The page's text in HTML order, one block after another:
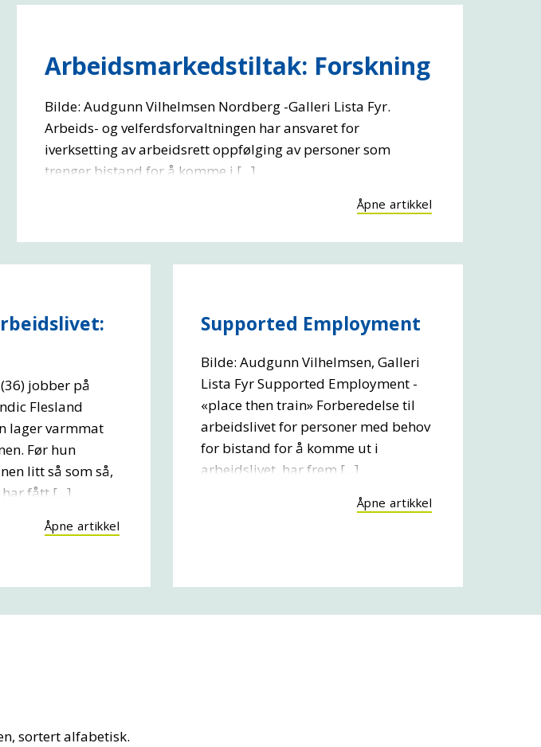
Arbeidsmarkedstiltak: Forskning
Bilde: Audgunn Vilhelmsen Nordberg -Galleri Lista Fyr.
Arbeids- og velferdsforvaltningen har ansvaret for
iverksetting av arbeidsrett oppfølging av personer som
trenger bistand for å komme i [...]
Åpne artikkel
jobber på
Flesland
lager varmmat
Før hun
litt så som så,
fått [...]
Åpne artikkel
Supported Employment
Bilde: Audgunn Vilhelmsen, Galleri
Lista Fyr Supported Employment -
«place then train» Forberedelse til
arbeidslivet for personer med behov
for bistand for å komme ut i
arbeidslivet, har frem [...]
Åpne artikkel
sortert alfabetisk.